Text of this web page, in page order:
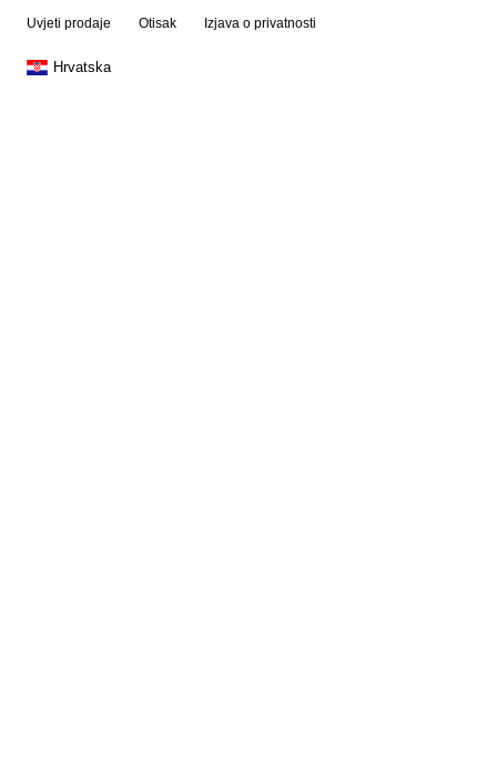
Uvjeti prodaje Otisak Izjava o privatnosti
Hrvatska